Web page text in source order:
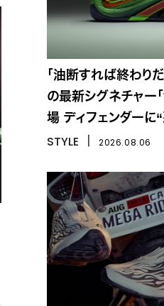
「油断すれば終わりだ
の最新シグネチャー
場 ディフェンダーに
足
STYLE 2026.08.06